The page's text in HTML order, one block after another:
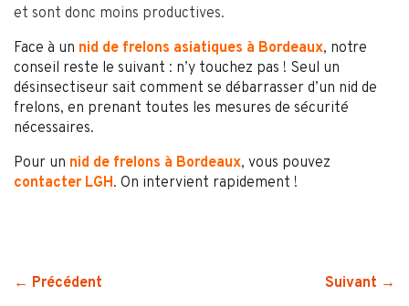
et sont donc moins productives.
Face à un nid de frelons asiatiques à Bordeaux, notre
conseil reste le suivant : n’y touchez pas ! Seul un
désinsectiseur sait comment se débarrasser d’un nid de
frelons, en prenant toutes les mesures de sécurité
nécessaires.
Pour un nid de frelons à Bordeaux, vous pouvez
contacter LGH. On intervient rapidement !
← Précédent Suivant →